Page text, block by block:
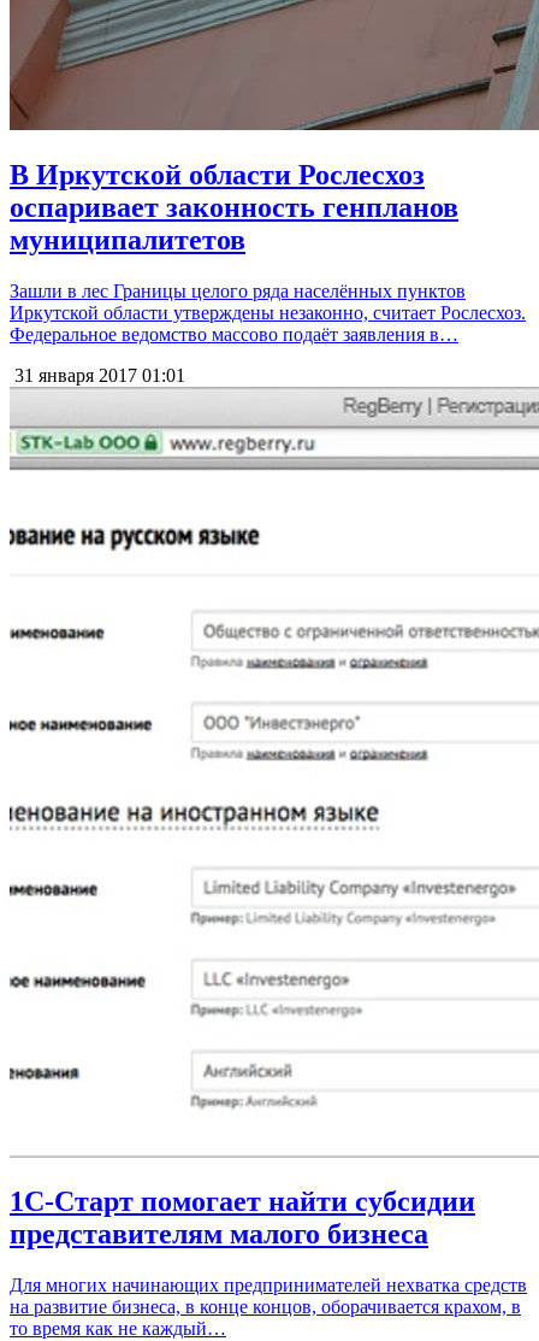
В Иркутской области Рослесхоз
оспаривает законность генпланов
муниципалитетов
Зашли в лес Границы целого ряда населённых пунктов
Иркутской области утверждены незаконно, считает Рослесхоз.
Федеральное ведомство массово подаёт заявления в…
31 января 2017 01:01
1С-Старт помогает найти субсидии
представителям малого бизнеса
Для многих начинающих предпринимателей нехватка средств
на развитие бизнеса, в конце концов, оборачивается крахом, в
то время как не каждый…